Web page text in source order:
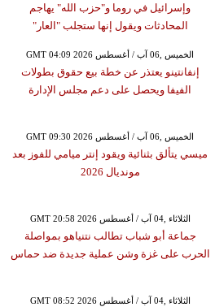
وإسرائيل في روما و"حزب الله" يهاجم
المحادثات ويقول إنها ستجلب "العار"
GMT 04:09 2026 الخميس ,06 آب / أغسطس
إنفانتينو يعتذر عن خطة بيع حقوق بطولات
الفيفا ويحصل على دعم مجلس الإدارة
GMT 09:30 2026 الخميس ,06 آب / أغسطس
ميسي يتألق بثنائية ويقود إنتر ميامي للفوز بعد
مونديال 2026
GMT 20:58 2026 الثلاثاء ,04 آب / أغسطس
جماعة أبو شباب تطالب نتنياهو بمواصلة
الحرب على غزة وشن عملية جديدة ضد حماس
GMT 08:52 2026 الثلاثاء ,04 آب / أغسطس